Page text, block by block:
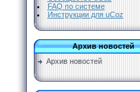
FAQ по системе
Инструкции для uCoz
Архив новостей
Архив новостей